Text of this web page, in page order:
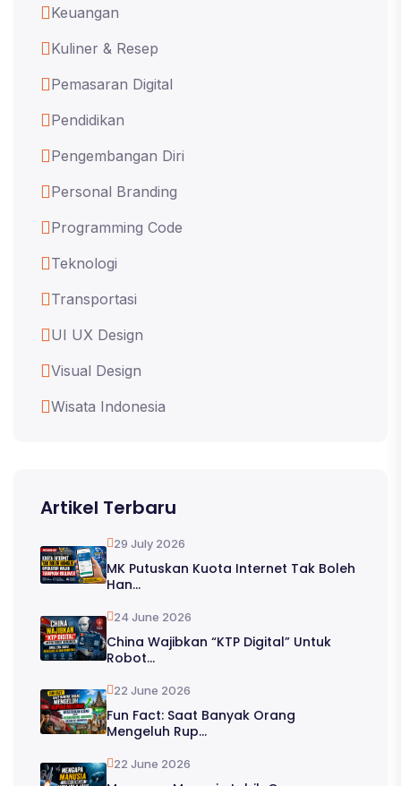
Keuangan
Kuliner & Resep
Pemasaran Digital
Pendidikan
Pengembangan Diri
Personal Branding
Programming Code
Teknologi
Transportasi
UI UX Design
Visual Design
Wisata Indonesia
Artikel Terbaru
29 July 2026
MK Putuskan Kuota Internet Tak Boleh
Han...
24 June 2026
China Wajibkan “KTP Digital” Untuk
Robot...
22 June 2026
Fun Fact: Saat Banyak Orang
Mengeluh Rup...
22 June 2026